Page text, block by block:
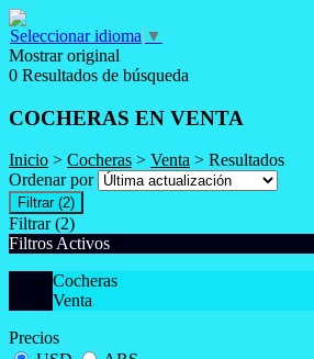
Seleccionar idioma ▼
Mostrar original
0 Resultados de búsqueda
COCHERAS EN VENTA
Inicio > Cocheras > Venta > Resultados
Ordenar por
Filtrar (2)
Filtrar (2)
Filtros Activos
Cocheras
Venta
Precios